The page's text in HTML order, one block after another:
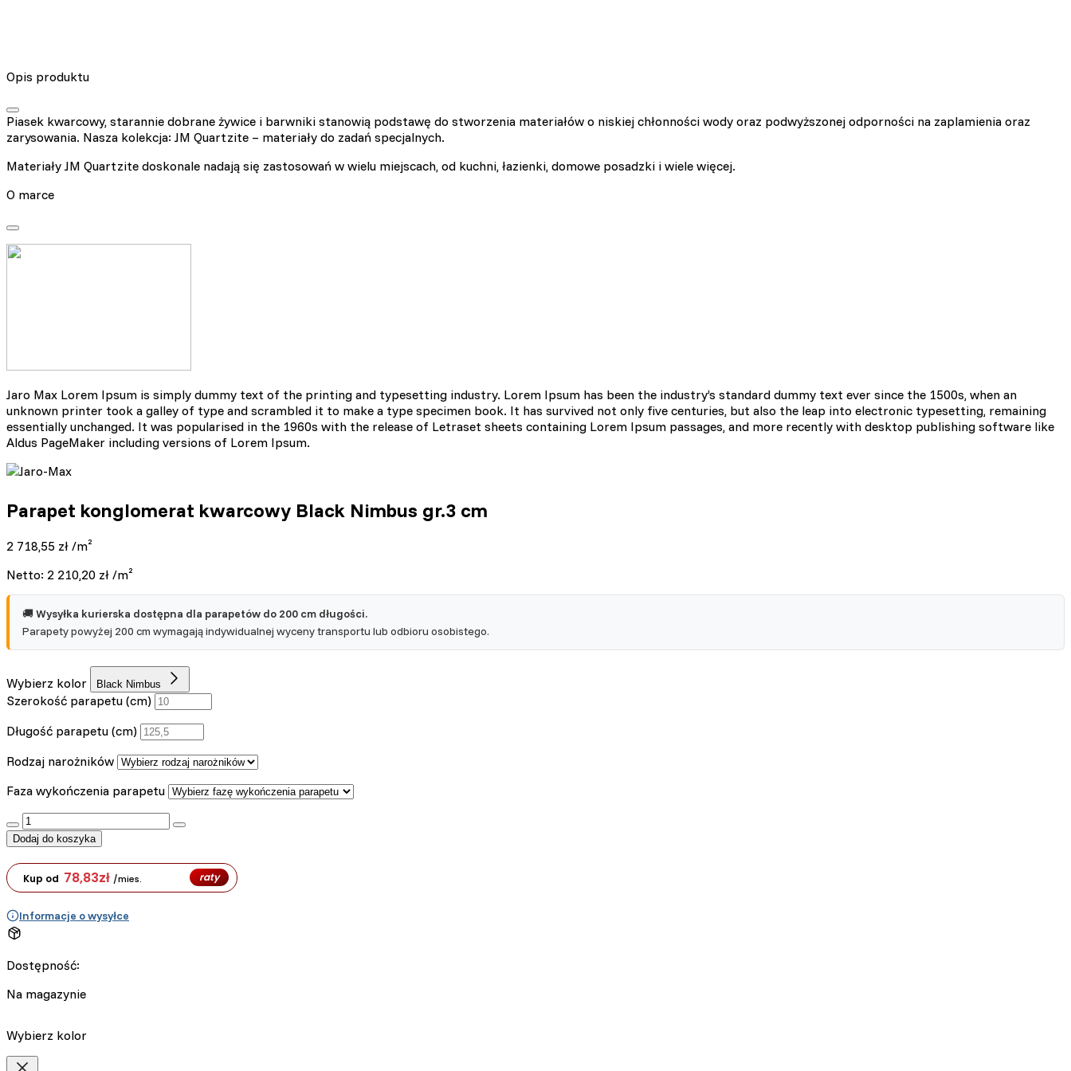
Opis produktu
Piasek kwarcowy, starannie dobrane żywice i barwniki stanowią podstawę do stworzenia materiałów o niskiej chłonności wody oraz podwyższonej odporności na zaplamienia oraz
zarysowania. Nasza kolekcja: JM Quartzite – materiały do zadań specjalnych.
Materiały JM Quartzite doskonale nadają się zastosowań w wielu miejscach, od kuchni, łazienki, domowe posadzki i wiele więcej.
O marce
Jaro Max Lorem Ipsum is simply dummy text of the printing and typesetting industry. Lorem Ipsum has been the industry’s standard dummy text ever since the 1500s, when an
unknown printer took a galley of type and scrambled it to make a type specimen book. It has survived not only five centuries, but also the leap into electronic typesetting, remaining
essentially unchanged. It was popularised in the 1960s with the release of Letraset sheets containing Lorem Ipsum passages, and more recently with desktop publishing software like
Aldus PageMaker including versions of Lorem Ipsum.
Parapet konglomerat kwarcowy Black Nimbus gr.3 cm
2 718,55 zł /m²
Netto: 2 210,20 zł /m²
🚚Wysyłka kurierska dostępna dla parapetów do 200 cm długości.
Parapety powyżej 200 cm wymagają indywidualnej wyceny transportu lub odbioru osobistego.
Wybierz kolor Black Nimbus
Szerokość parapetu (cm)
Długość parapetu (cm)
Rodzaj narożników
Faza wykończenia parapetu
:product_name quantity
Dodaj do koszyka
Kup od 78,83zł /mies. raty
Informacje o wysyłce
Dostępność:
Na magazynie
Wybierz kolor
naszej witrynie. Informacje o tym, jak korzystasz z naszej witryny, udostępniamy partnerom społecznościowym, reklamowym i
analitycznym. Partnerzy mogą połączyć te informacje z innymi danymi otrzymanymi od Ciebie lub uzyskanymi podczas
korzystania z ich usług.
Statystyczne pliki cookie pomagają właścicielem stron internetowych zrozumieć, w jaki sposób różni użytkownicy zachowują się
na stronie, gromadząc i zgłaszając anonimowe informacje.
Marketing
reklamodawców strony trzeciej.